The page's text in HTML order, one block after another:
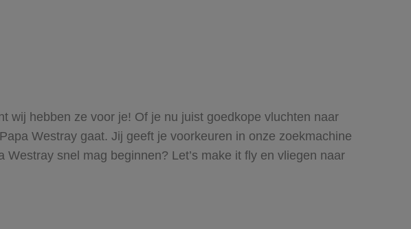
wij hebben ze voor je! Of je nu juist goedkope vluchten naar
Westray gaat. Jij geeft je voorkeuren in onze zoekmachine
snel mag beginnen? Let’s make it fly en vliegen naar